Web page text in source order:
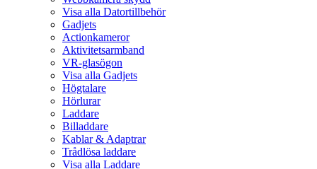
Visa alla Datortillbehör
Gadjets
Actionkameror
Aktivitetsarmband
VR-glasögon
Visa alla Gadjets
Högtalare
Hörlurar
Laddare
Billaddare
Kablar & Adaptrar
Trådlösa laddare
Visa alla Laddare